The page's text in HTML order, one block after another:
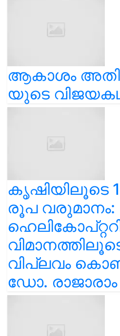
ആകാശം
യുടെ
കൃഷിയിലൂടെ
രൂപ വരുമാനം:
വിപ്ലവം
ഡോ. രാജാരാം